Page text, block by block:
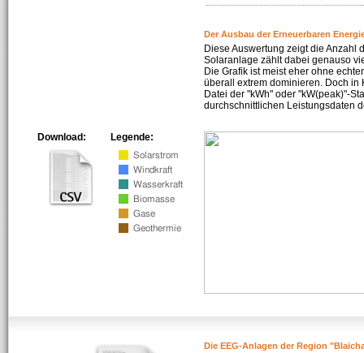
Der Ausbau der Erneuerbaren
Diese Auswertung zeigt die Anzahl
Solaranlage zählt dabei genauso
Die Grafik ist meist eher ohne
überall extrem dominieren. Doch in
Datei der "kWh" oder "kW(peak)"-
durchschnittlichen Leistungsdaten
Legende:
Download:
Die EEG-Anlagen der Region